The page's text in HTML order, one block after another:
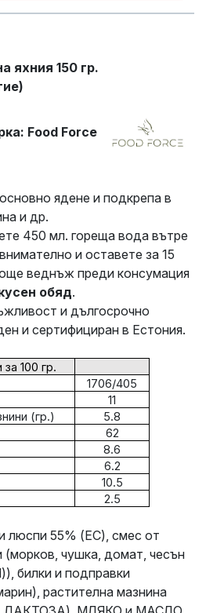
яхния 150 гр.
Food Force
ядене и подкрепа в
и др.
450 мл. гореща вода вътре
и оставете за 15
веднъж преди консумация
обяд.
и дългосрочно
и сертифициран в Естония.
100 гр.
1706/405
11
(гр.)
5.8
62
8.6
6.2
10.5
2.5
люспи 55% (ЕС), смес от
(морков, чушка, домат, чесън
билки и подправки
растителна мазнина